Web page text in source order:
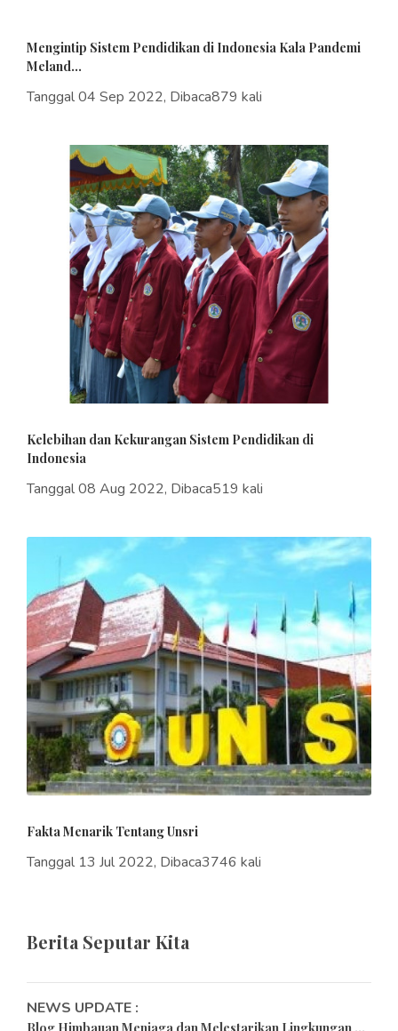
Mengintip Sistem Pendidikan di Indonesia Kala Pandemi
Meland...
Tanggal 04 Sep 2022, Dibaca879 kali
Kelebihan dan Kekurangan Sistem Pendidikan di
Indonesia
Tanggal 08 Aug 2022, Dibaca519 kali
Fakta Menarik Tentang Unsri
Tanggal 13 Jul 2022, Dibaca3746 kali
Berita Seputar Kita
NEWS UPDATE :